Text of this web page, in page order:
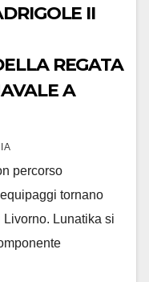
II
REGATA
A
percorso
tornano
Lunatika si